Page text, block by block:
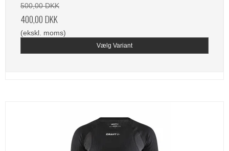
500,00 DKK
400,00 DKK
(ekskl. moms)
Vælg Variant